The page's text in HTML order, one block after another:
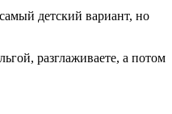
детский вариант, но
разглаживаете, а потом